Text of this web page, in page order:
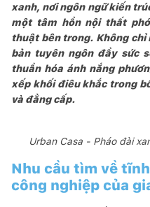
xanh, nơi ngôn ngữ kiến
một tâm hồn nội thất
thuật bên trong. Không
bản tuyên ngôn đầy sức
thuần hóa ánh nắng
xếp khối điêu khắc trong
và đẳng cấp.
Urban Casa - Pháo đài
Nhu cầu tìm về
công nghiệp của